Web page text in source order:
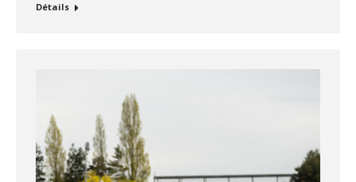
Détails